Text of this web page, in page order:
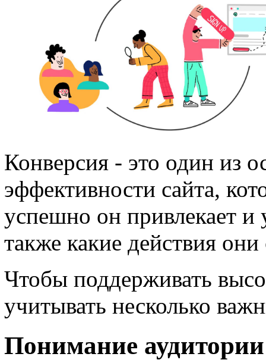
Конверсия - это один из
эффективности сайта,
успешно он привлекает и
также какие действия
Чтобы поддерживать
учитывать несколько
Понимание аудитории